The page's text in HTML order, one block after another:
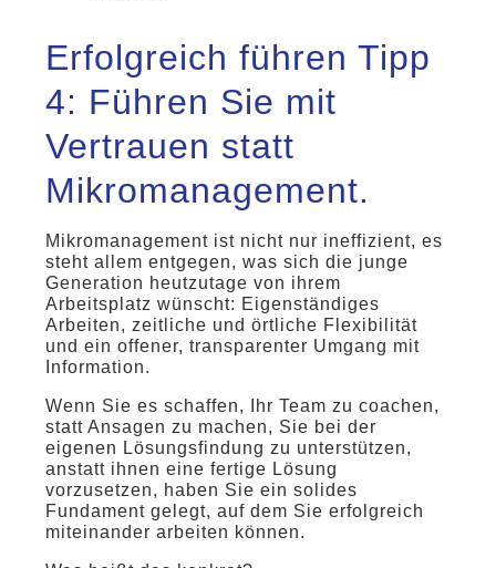
Erfolgreich führen Tipp
4: Führen Sie mit
Vertrauen statt
Mikromanagement.
Mikromanagement ist nicht nur ineffizient, es
steht allem entgegen, was sich die junge
Generation heutzutage von ihrem
Arbeitsplatz wünscht: Eigenständiges
Arbeiten, zeitliche und örtliche Flexibilität
und ein offener, transparenter Umgang mit
Information.
Wenn Sie es schaffen, Ihr Team zu coachen,
statt Ansagen zu machen, Sie bei der
eigenen Lösungsfindung zu unterstützen,
anstatt ihnen eine fertige Lösung
vorzusetzen, haben Sie ein solides
Fundament gelegt, auf dem Sie erfolgreich
miteinander arbeiten können.